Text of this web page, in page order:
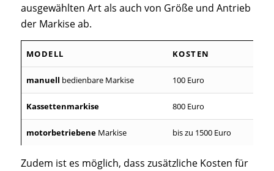
ausgewählten Art als auch von Größe und Antrieb
der Markise ab.
MODELL KOSTEN
manuell bedienbare Markise 100 Euro
Kassettenmarkise 800 Euro
motorbetriebene Markise bis zu 1500 Euro
Zudem ist es möglich, dass zusätzliche Kosten für